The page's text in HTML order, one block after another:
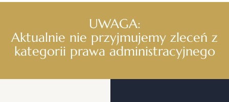
UWAGA:
Aktualnie nie przyjmujemy zleceń z
kategorii prawa administracyjnego